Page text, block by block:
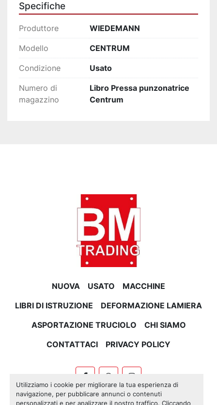
Utilizziamo i cookie per migliorare la tua esperienza di
navigazione, per pubblicare annunci o contenuti
personalizzati e per analizzare il nostro traffico. Cliccando
Specifiche
Produttore WIEDEMANN
Modello CENTRUM
Condizione Usato
Numero di
magazzino
Libro Pressa punzonatrice
Centrum
NUOVA USATO
MACCHINE
LIBRI DI ISTRUZIONE
DEFORMAZIONE LAMIERA
ASPORTAZIONE TRUCIOLO
CHI SIAMO
CONTATTACI
PRIVACY POLICY
facebookwhatsappinstagram
Machinio System sito web diMachinio